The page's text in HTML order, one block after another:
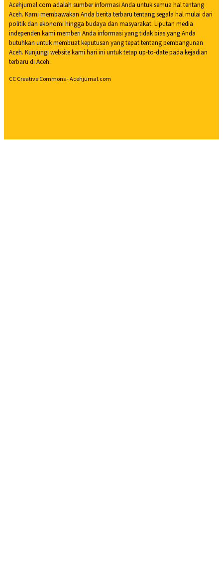
Acehjurnal.com adalah sumber informasi Anda untuk semua hal tentang
Aceh. Kami membawakan Anda berita terbaru tentang segala hal mulai dari
politik dan ekonomi hingga budaya dan masyarakat. Liputan media
independen kami memberi Anda informasi yang tidak bias yang Anda
butuhkan untuk membuat keputusan yang tepat tentang pembangunan
Aceh. Kunjungi website kami hari ini untuk tetap up-to-date pada kejadian
terbaru di Aceh.
CC Creative Commons - Acehjurnal.com